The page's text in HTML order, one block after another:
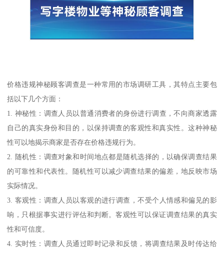
价格违规神秘顾客调查是一种常用的市场调研工具，其特点主要包
括以下几个方面：
1. 神秘性：调查人员以普通消费者的身份进行调查，不向商家透露
自己的真实身份和目的，以保持调查的客观性和真实性。这种神秘
性可以地揭示商家是否存在价格违规行为。
2. 随机性：调查对象和时间地点都是随机选择的，以确保调查结果
的可靠性和代表性。随机性可以减少调查结果的偏差，地反映市场
实际情况。
3. 客观性：调查人员以客观的进行调查，不受个人情感和偏见的影
响，只根据事实进行评估和判断。客观性可以保证调查结果的真实
性和可信度。
4. 实时性：调查人员通过即时记录和反馈，将调查结果及时传达给